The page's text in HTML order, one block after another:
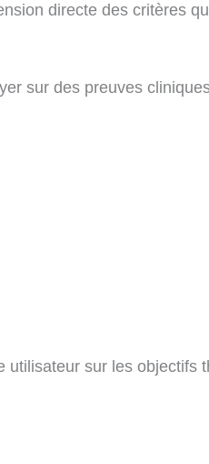
directe des critères
sur des preuves
utilisateur sur les objectifs